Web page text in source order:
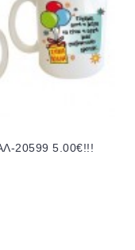
20599 5.00€!!!